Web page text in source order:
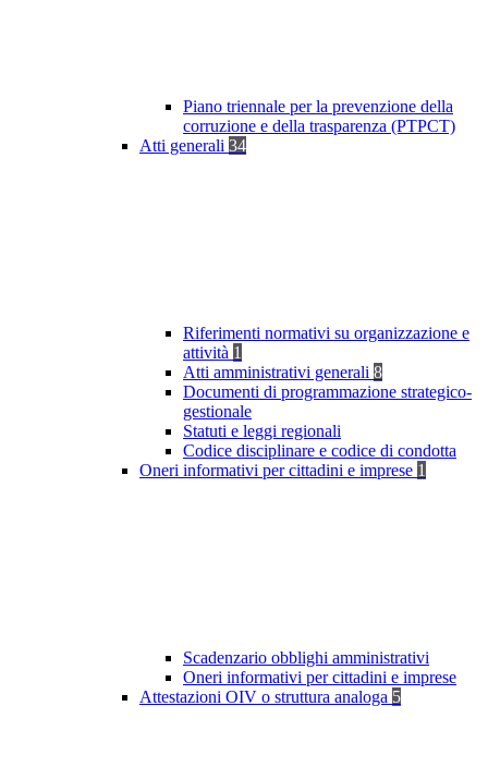
Piano triennale per la prevenzione della
corruzione e della trasparenza (PTPCT)
Atti generali 34
Riferimenti normativi su organizzazione e
attività 1
Atti amministrativi generali 8
Documenti di programmazione strategico-
gestionale
Statuti e leggi regionali
Codice disciplinare e codice di condotta
Oneri informativi per cittadini e imprese 1
Scadenzario obblighi amministrativi
Oneri informativi per cittadini e imprese
Attestazioni OIV o struttura analoga 5